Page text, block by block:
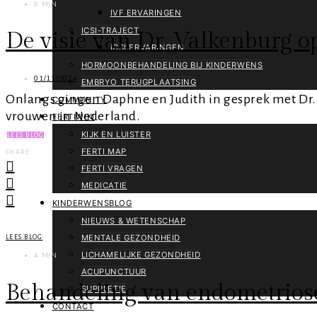
IVF ERVARINGEN
ICSI-TRAJECT
ICSI ERVARINGEN
HORMOONBEHANDELING BIJ KINDERWENS
EMBRYO TERUGPLAATSING
COMMUNITY
FERTIWIKI
KIJK EN LUISTER
FERTI MAP
FERTI VRAGEN
MEDICATIE
KINDERWENSBLOG
NIEUWS & WETENSCHAP
MENTALE GEZONDHEID
LICHAMELIJKE GEZONDHEID
ACUPUNCTUUR
SUPPLETIE
CONTACT
8 MIN
De visie van Dr. Valkenburg
01/11/2024
Onlangs gingen Daphne en Judith in gesprek met
vrouwen in Nederland.
LEES BLOG
SHARE
LEES BLOG
4 MIN
Behandeling van